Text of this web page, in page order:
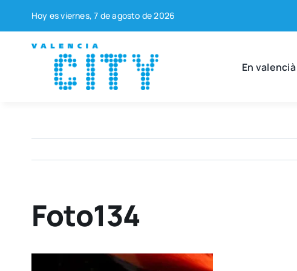
contenido
Hoy es vier­nes, 7 de agos­to de 2026
En valen­cià
Foto134